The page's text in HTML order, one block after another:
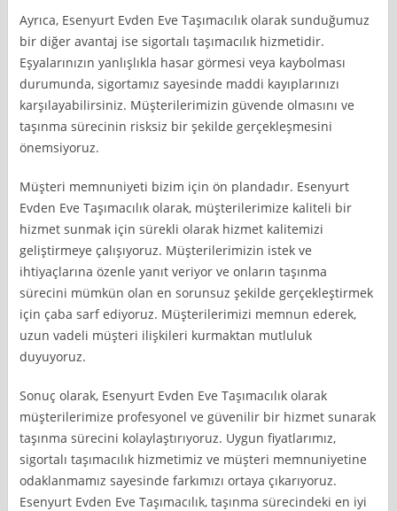
Ayrıca, Esenyurt Evden Eve Taşımacılık olarak sunduğumuz
bir diğer avantaj ise sigortalı taşımacılık hizmetidir.
Eşyalarınızın yanlışlıkla hasar görmesi veya kaybolması
durumunda, sigortamız sayesinde maddi kayıplarınızı
karşılayabilirsiniz. Müşterilerimizin güvende olmasını ve
taşınma sürecinin risksiz bir şekilde gerçekleşmesini
önemsiyoruz.
Müşteri memnuniyeti bizim için ön plandadır. Esenyurt
Evden Eve Taşımacılık olarak, müşterilerimize kaliteli bir
hizmet sunmak için sürekli olarak hizmet kalitemizi
geliştirmeye çalışıyoruz. Müşterilerimizin istek ve
ihtiyaçlarına özenle yanıt veriyor ve onların taşınma
sürecini mümkün olan en sorunsuz şekilde gerçekleştirmek
için çaba sarf ediyoruz. Müşterilerimizi memnun ederek,
uzun vadeli müşteri ilişkileri kurmaktan mutluluk
duyuyoruz.
Sonuç olarak, Esenyurt Evden Eve Taşımacılık olarak
müşterilerimize profesyonel ve güvenilir bir hizmet sunarak
taşınma sürecini kolaylaştırıyoruz. Uygun fiyatlarımız,
sigortalı taşımacılık hizmetimiz ve müşteri memnuniyetine
odaklanmamız sayesinde farkımızı ortaya çıkarıyoruz.
Esenyurt Evden Eve Taşımacılık, taşınma sürecindeki en iyi